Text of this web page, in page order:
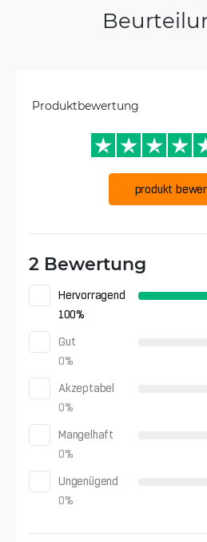
Produktbewertung
produkt
2 Bewertung
Hervorragend
100%
Gut
0%
Akzeptabel
0%
Mangelhaft
0%
Ungenügend
0%